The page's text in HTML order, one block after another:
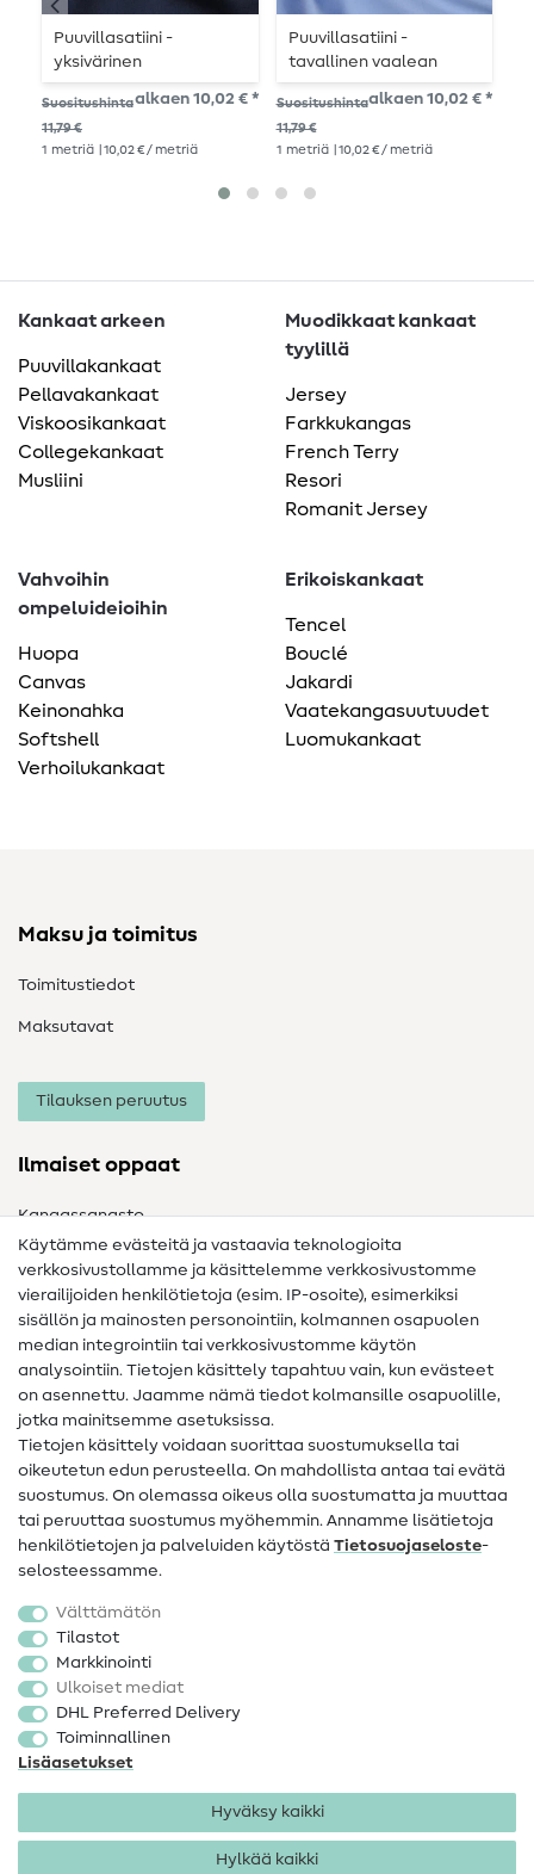
Puuvillasatiini -
yksivärinen
laivastonsininen
Suositushinta
11,79 €
alkaen 10,02 € *
1 metriä | 10,02 € / metriä
Puuvillasatiini -
tavallinen vaalean
laventelin sininen
Suositushinta
11,79 €
alkaen 10,02 € *
1 metriä | 10,02 € / metriä
Kankaat arkeen
Puuvillakankaat
Pellavakankaat
Viskoosikankaat
Collegekankaat
Musliini
Muodikkaat kankaat
tyylillä
Jersey
Farkkukangas
French Terry
Resori
Romanit Jersey
Vahvoihin
ompeluideioihin
Huopa
Canvas
Keinonahka
Softshell
Verhoilukankaat
Erikoiskankaat
Tencel
Bouclé
Jakardi
Vaatekangasuutuudet
Luomukankaat
Maksu ja toimitus
Toimitustiedot
Maksutavat
Tilauksen peruutus
Ilmaiset oppaat
Kangassanasto
Ompelusanasto
Ompeluohjeet
Apua ja yhteystiedot
Yhteystiedot
Tietoa omistajanvaihdoksesta
Peruutusoikeus
Suosittu
Kankaat
Ompelutarvikkeet
Ale
Käytämme evästeitä ja vastaavia teknologioita
verkkosivustollamme ja käsittelemme verkkosivustomme
vierailijoiden henkilötietoja (esim. IP-osoite), esimerkiksi
sisällön ja mainosten personointiin, kolmannen osapuolen
median integrointiin tai verkkosivustomme käytön
analysointiin. Tietojen käsittely tapahtuu vain, kun evästeet
on asennettu. Jaamme nämä tiedot kolmansille osapuolille,
jotka mainitsemme asetuksissa.
Tietojen käsittely voidaan suorittaa suostumuksella tai
oikeutetun edun perusteella. On mahdollista antaa tai evätä
suostumus. On olemassa oikeus olla suostumatta ja muuttaa
tai peruuttaa suostumus myöhemmin. Annamme lisätietoja
henkilötietojen ja palveluiden käytöstä Tietosuojaseloste-
selosteessamme.
Välttämätön
Tilastot
Markkinointi
Ulkoiset mediat
DHL Preferred Delivery
Toiminnallinen
Lisäasetukset
Hyväksy kaikki
Hylkää kaikki
Tietosuoja Käyttöehdot